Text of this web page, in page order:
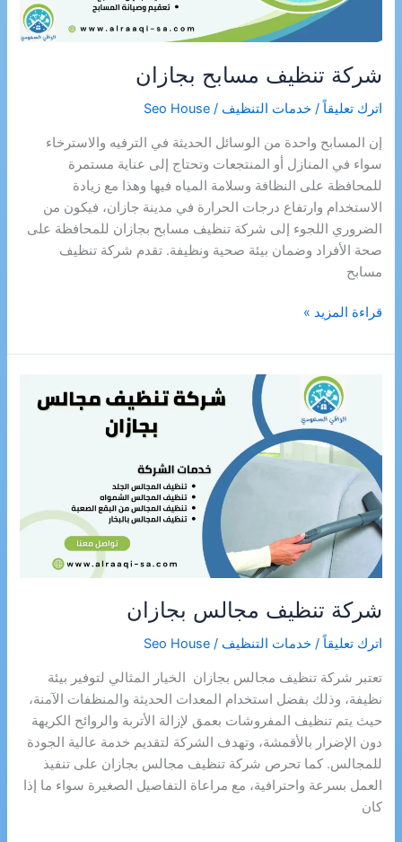
شركة تنظيف مسابح بجازان
اترك تعليقاً /خدمات التنظيف /
Seo House
إن المسابح واحدة من الوسائل الحديثة في الترفيه والاسترخاء
سواء في المنازل أو المنتجعات وتحتاج إلى عناية مستمرة
للمحافظة على النظافة وسلامة المياه فيها وهذا مع زيادة
الاستخدام وارتفاع درجات الحرارة في مدينة جازان، فيكون من
الضروري اللجوء إلى شركة تنظيف مسابح بجازان للمحافظة على
صحة الأفراد وضمان بيئة صحية ونظيفة. تقدم شركة تنظيف
مسابح
شركة
مسابح
قراءة المزيد »
شركة تنظيف مجالس بجازان
اترك تعليقاً /خدمات التنظيف /
Seo House
تعتبر شركة تنظيف مجالس بجازان الخيار المثالي لتوفير بيئة
نظيفة، وذلك بفضل استخدام المعدات الحديثة والمنظفات الآمنة،
حيث يتم تنظيف المفروشات بعمق لإزالة الأتربة والروائح الكريهة
دون الإضرار بالأقمشة، وتهدف الشركة لتقديم خدمة عالية الجودة
للمجالس. كما تحرص شركة تنظيف مجالس بجازان على تنفيذ
العمل بسرعة واحترافية، مع مراعاة التفاصيل الصغيرة سواء ما إذا
كان